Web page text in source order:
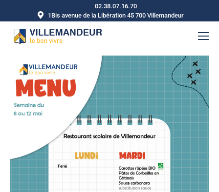
02.38.07.16.70
1Bis avenue de la Libération 45 700 Villemandeur